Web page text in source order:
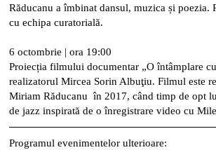
Răducanu a îmbinat dansul, muzica și
cu echipa curatorială.
6 octombrie | ora 19:00
Proiecția filmului documentar „O întâmplare
realizatorul Mircea Sorin Albuţiu. Filmul este
Miriam Răducanu în 2017, când timp de opt
de jazz inspirată de o înregistrare video cu
Programul evenimentelor ulterioare: